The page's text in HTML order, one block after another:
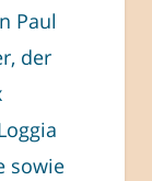
Paul
der
sowie